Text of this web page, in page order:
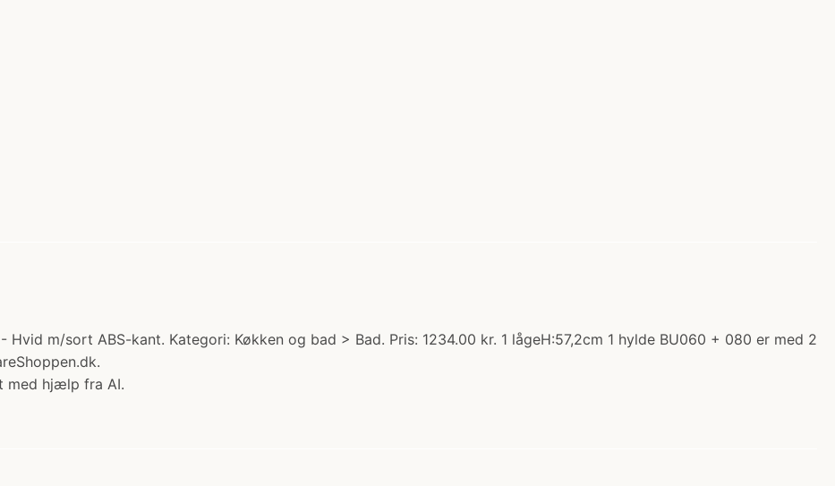
m/sort ABS-kant. Kategori: Køkken og bad > Bad. Pris: 1234.00 kr. 1 lågeH:57,2cm 1 hylde BU060 + 080 er med 2
med hjælp fra AI.